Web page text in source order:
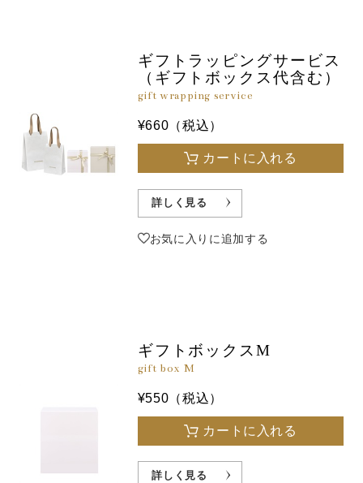
ギフトラッピングサービス
（ギフトボックス代含む）
gift wrapping service
¥660（税込）
カートに入れる
詳しく見る
お気に入りに追加する
ギフトボックスM
gift box M
¥550（税込）
カートに入れる
詳しく見る